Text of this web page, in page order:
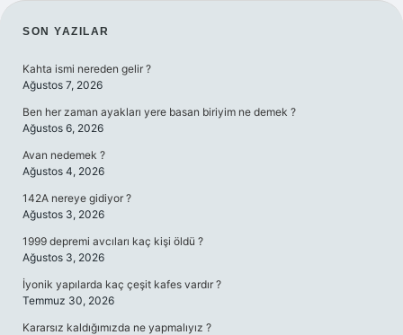
SIDEBAR
SON YAZILAR
Kahta ismi nereden gelir ?
Ağustos 7, 2026
Ben her zaman ayakları yere basan biriyim ne demek ?
Ağustos 6, 2026
Avan nedemek ?
Ağustos 4, 2026
142A nereye gidiyor ?
Ağustos 3, 2026
1999 depremi avcıları kaç kişi öldü ?
Ağustos 3, 2026
İyonik yapılarda kaç çeşit kafes vardır ?
Temmuz 30, 2026
Kararsız kaldığımızda ne yapmalıyız ?